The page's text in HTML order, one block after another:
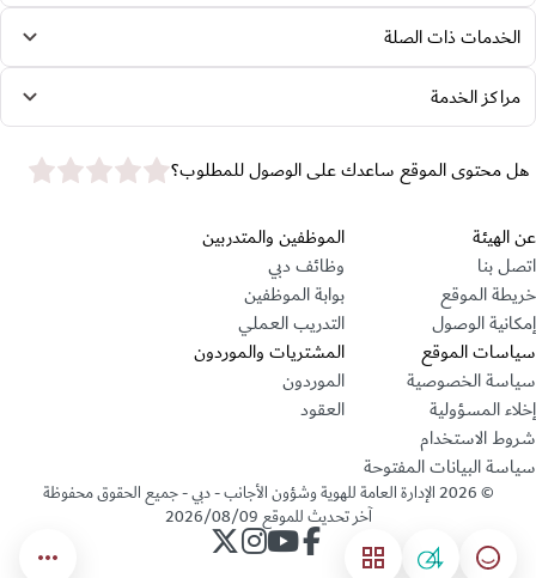
الخدمات ذات الصلة
مراكز الخدمة
هل محتوى الموقع ساعدك على الوصول للمطلوب؟star rating
قسم التذييل
عن الهيئة
اتصل بنا
خريطة الموقع
إمكانية الوصول
الموظفين والمتدربين
وظائف دبي
بوابة الموظفين
التدريب العملي
سياسات الموقع
سياسة الخصوصية
إخلاء المسؤولية
شروط الاستخدام
سياسة البيانات المفتوحة
المشتريات والموردون
الموردون
العقود
©
2026الإدارة العامة للهوية وشؤون الأجانب - دبي - جميع الحقوق محفوظة
آخر تحديث للموقع2026/08/09
حساب الإدارة على فيسبوك
حساب الإدارة على يوتيوب
حساب الإدارة على انستجرام
حساب الإدارة على تويتر
مؤشر السعادة
04 القائمة